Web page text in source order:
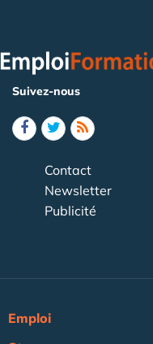
Suivez-nous
Contact
Newsletter
Publicité
Emploi